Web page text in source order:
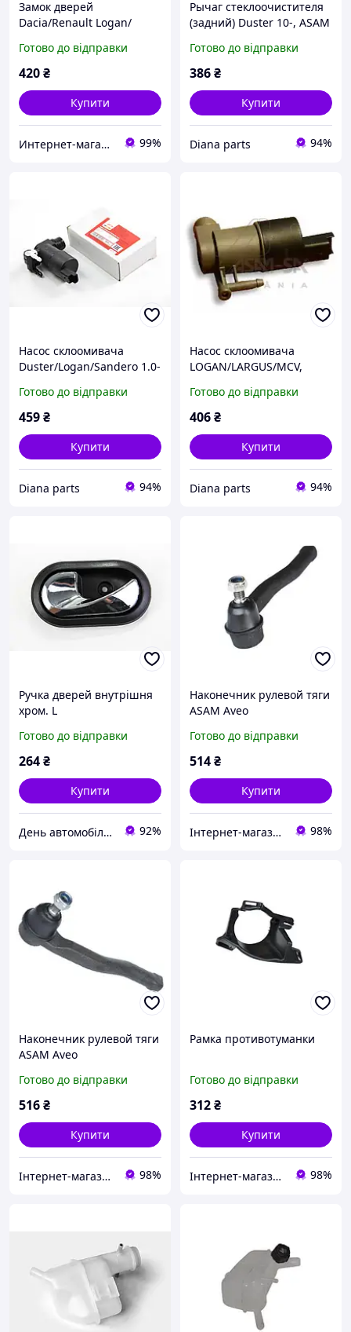
Замок дверей
Dacia/Renault Logan/
6001551102
Готово до відправки
420₴
Купити
Интернет-магазин "СХІД-Харків" 99%
Рычаг стеклоочистителя
(задний) Duster 10-, ASAM
Готово до відправки
386₴
Купити
Diana parts 94%
Насос склоомивача
Duster/Logan/Sandero 1.0-
Готово до відправки
459₴
Купити
Diana parts 94%
Насос склоомивача
LOGAN/LARGUS/MCV,
Готово до відправки
406₴
Купити
Diana parts 94%
Ручка дверей внутрішня
хром. L
ker, ASAM (55834)
Готово до відправки
264₴
Купити
День автомобіліста 92%
Наконечник рулевой тяги
ASAM Aveo
Готово до відправки
514₴
Купити
Інтернет-магазин "Запчастини до авто і не тільки" 98%
Наконечник рулевой тяги
ASAM Aveo
Готово до відправки
516₴
Купити
Інтернет-магазин "Запчастини до авто і не тільки" 98%
Рамка противотуманки
Готово до відправки
312₴
Купити
Інтернет-магазин "Запчастини до авто і не тільки" 98%